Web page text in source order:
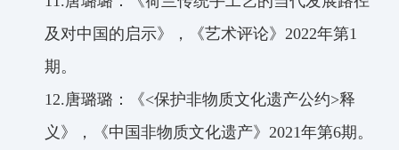
及对中国的启示》，《艺术评论》2022年第1
期。
12.唐璐璐：《<保护非物质文化遗产公约>释
义》，《中国非物质文化遗产》2021年第6期。